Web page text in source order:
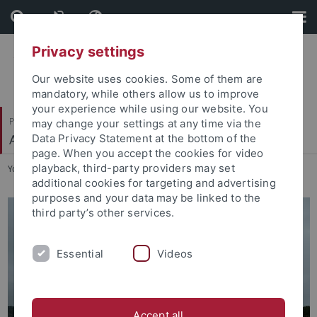
Skip
to
content
Skip
to
footer
Philosophische Fakultät
Alte Geschichte
You are here: Startseite ... Seminar
Privacy settings
Our website uses cookies. Some of them are
mandatory, while others allow us to improve
your experience while using our website. You
may change your settings at any time via the
Data Privacy Statement at the bottom of the
page. When you accept the cookies for video
playback, third-party providers may set
additional cookies for targeting and advertising
purposes and your data may be linked to the
third party’s other services.
Essential Videos